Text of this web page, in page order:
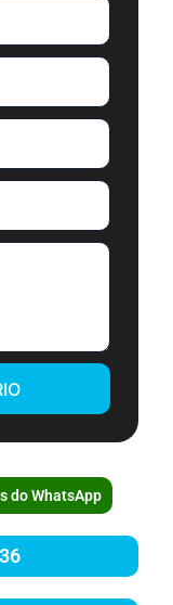
do WhatsApp